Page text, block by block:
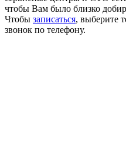
чтобы Вам было близко
Чтобы записаться, выберите
звонок по телефону.